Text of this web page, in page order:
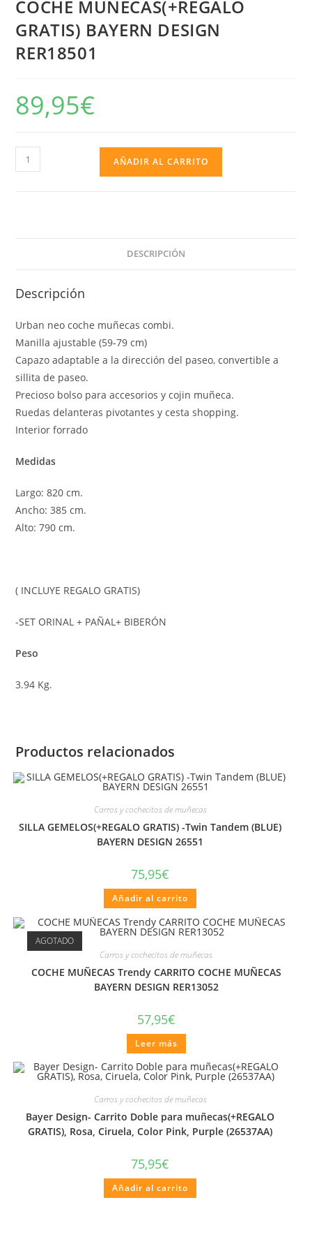
COCHE MUÑECAS(+REGALO
GRATIS) BAYERN DESIGN
RER18501
89,95€
COCHE
MUÑECAS(+REGALO
AÑADIR AL CARRITO
DESCRIPCIÓN
Descripción
Urban neo coche muñecas combi.
Manilla ajustable (59-79 cm)
Capazo adaptable a la dirección del paseo, convertible a
sillita de paseo.
Precioso bolso para accesorios y cojin muñeca.
Ruedas delanteras pivotantes y cesta shopping.
Interior forrado
Medidas
Largo: 820 cm.
Ancho: 385 cm.
Alto: 790 cm.
( INCLUYE REGALO GRATIS)
-SET ORINAL + PAÑAL+ BIBERÓN
Peso
3.94 Kg.
Productos relacionados
Carros y cochecitos de muñecas
SILLA GEMELOS(+REGALO GRATIS) -Twin Tandem (BLUE)
BAYERN DESIGN 26551
75,95€
Añadir al carrito
AGOTADO
Carros y cochecitos de muñecas
COCHE MUÑECAS Trendy CARRITO COCHE MUÑECAS
BAYERN DESIGN RER13052
57,95€
Leer más
Carros y cochecitos de muñecas
Bayer Design- Carrito Doble para muñecas(+REGALO
GRATIS), Rosa, Ciruela, Color Pink, Purple (26537AA)
75,95€
Añadir al carrito